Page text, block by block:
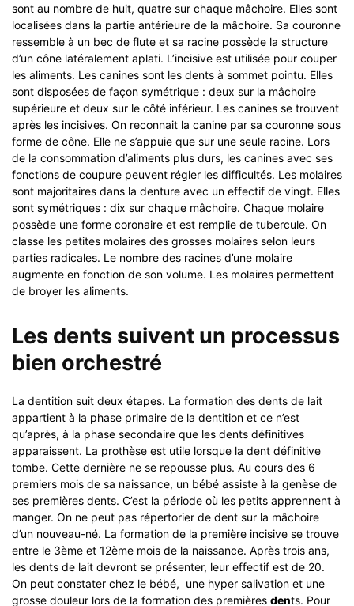
sont au nombre de huit, quatre sur chaque mâchoire. Elles sont
localisées dans la partie antérieure de la mâchoire. Sa couronne
ressemble à un bec de flute et sa racine possède la structure
d’un cône latéralement aplati. L’incisive est utilisée pour couper
les aliments. Les canines sont les dents à sommet pointu. Elles
sont disposées de façon symétrique : deux sur la mâchoire
supérieure et deux sur le côté inférieur. Les canines se trouvent
après les incisives. On reconnait la canine par sa couronne sous
forme de cône. Elle ne s’appuie que sur une seule racine. Lors
de la consommation d’aliments plus durs, les canines avec ses
fonctions de coupure peuvent régler les difficultés. Les molaires
sont majoritaires dans la denture avec un effectif de vingt. Elles
sont symétriques : dix sur chaque mâchoire. Chaque molaire
possède une forme coronaire et est remplie de tubercule. On
classe les petites molaires des grosses molaires selon leurs
parties radicales. Le nombre des racines d’une molaire
augmente en fonction de son volume. Les molaires permettent
de broyer les aliments.
Les dents suivent un processus
bien orchestré
La dentition suit deux étapes. La formation des dents de lait
appartient à la phase primaire de la dentition et ce n’est
qu’après, à la phase secondaire que les dents définitives
apparaissent. La prothèse est utile lorsque la dent définitive
tombe. Cette dernière ne se repousse plus. Au cours des 6
premiers mois de sa naissance, un bébé assiste à la genèse de
ses premières dents. C’est la période où les petits apprennent à
manger. On ne peut pas répertorier de dent sur la mâchoire
d’un nouveau-né. La formation de la première incisive se trouve
entre le 3ème et 12ème mois de la naissance. Après trois ans,
les dents de lait devront se présenter, leur effectif est de 20.
On peut constater chez le bébé, une hyper salivation et une
grosse douleur lors de la formation des premières dents. Pour